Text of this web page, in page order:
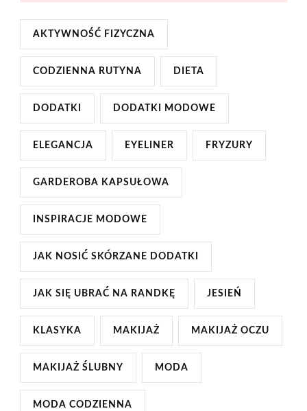
AKTYWNOŚĆ FIZYCZNA
CODZIENNA RUTYNA DIETA
DODATKI DODATKI MODOWE
ELEGANCJA EYELINER FRYZURY
GARDEROBA KAPSUŁOWA
INSPIRACJE MODOWE
JAK NOSIĆ SKÓRZANE DODATKI
JAK SIĘ UBRAĆ NA RANDKĘ JESIEŃ
KLASYKA MAKIJAŻ MAKIJAŻ OCZU
MAKIJAŻ ŚLUBNY MODA
MODA CODZIENNA